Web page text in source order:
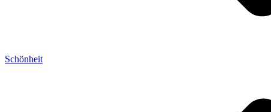
Schönheit